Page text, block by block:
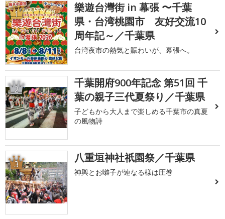
1
樂遊台灣街 in 幕張 〜千葉
県・台湾桃園市 友好交流10
周年記～／千葉県
台湾夜市の熱気と賑わいが、幕張へ。
2
千葉開府900年記念 第51回 千
葉の親子三代夏祭り／千葉県
子どもから大人まで楽しめる千葉市の真夏
の風物詩
3 八重垣神社祇園祭／千葉県
神輿とお囃子が連なる様は圧巻